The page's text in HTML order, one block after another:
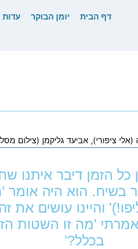
דף הבית יומן הבוקר עדות
הזמן דיבר איתנו
בשיח. הוא היה אומר
והיינו עושים את
'מה זו השטות
בכלל?'